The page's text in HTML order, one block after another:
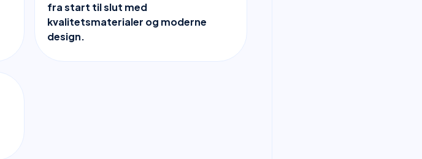
fra start til slut med
kvalitetsmaterialer og moderne
design.